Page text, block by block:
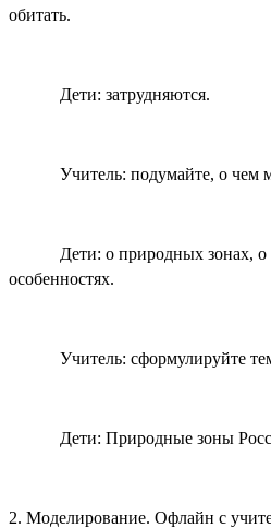
обитать.
Дети: затрудняются.
Учитель: подумайте, о чем
Дети: о природных зонах,
особенностях.
Учитель: сформулируйте
Дети: Природные зоны
2. Моделирование. Офлайн с